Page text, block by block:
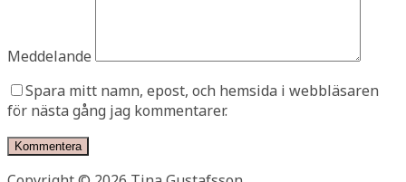
Meddelande
Spara mitt namn, epost, och hemsida i webbläsaren
för nästa gång jag kommentarer.